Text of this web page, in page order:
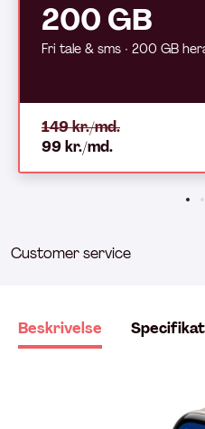
200 GB
Fri tale & sms ∙ 200 GB
149 kr./md.
99 kr./md.
Customer service
Beskrivelse